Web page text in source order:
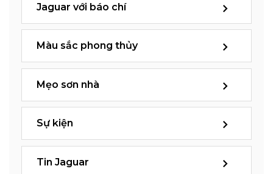
Jaguar với báo chí
Màu sắc phong thủy
Mẹo sơn nhà
Sự kiện
Tin Jaguar